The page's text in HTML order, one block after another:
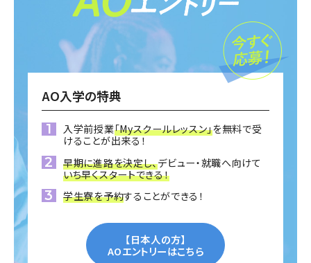
AO入学の特典
入学前授業「Myスクールレッスン」を無料で受
けることが出来る！
早期に進路を決定し、デビュー・就職へ向けて
いち早くスタートできる！
学生寮を予約することができる！
【日本人の方】
AOエントリーはこちら